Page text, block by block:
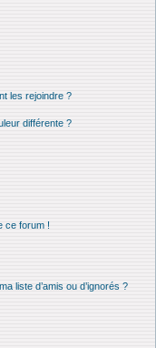
les rejoindre ?
différente ?
ce forum !
liste d’amis ou d’ignorés ?